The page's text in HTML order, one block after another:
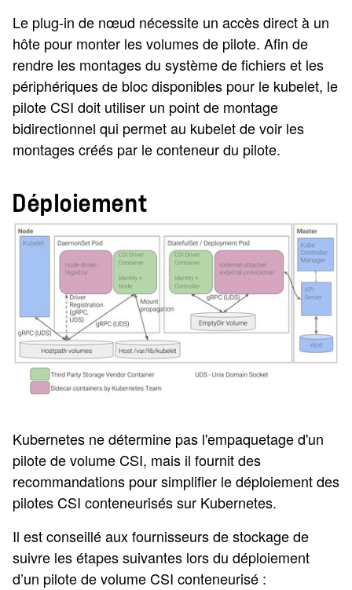
Le plug-in de nœud nécessite un accès direct à un
hôte pour monter les volumes de pilote. Afin de
rendre les montages du système de fichiers et les
périphériques de bloc disponibles pour le kubelet, le
pilote CSI doit utiliser un point de montage
bidirectionnel qui permet au kubelet de voir les
montages créés par le conteneur du pilote.
Déploiement
Kubernetes ne détermine pas l'empaquetage d'un
pilote de volume CSI, mais il fournit des
recommandations pour simplifier le déploiement des
pilotes CSI conteneurisés sur Kubernetes.
Il est conseillé aux fournisseurs de stockage de
suivre les étapes suivantes lors du déploiement
d’un pilote de volume CSI conteneurisé :